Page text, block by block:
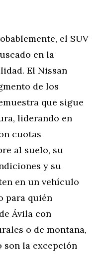
el SUV
en la
El Nissan
de los
que sigue
liderando en
cuotas
al suelo, su
y su
en un vehículo
para quién
Ávila con
o de montaña,
son la excepción